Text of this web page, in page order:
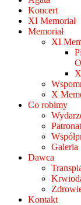
Koncert
XI Memoriał
Memoriał
XI
X
Co robimy
Galeria
Dawca
Kontakt